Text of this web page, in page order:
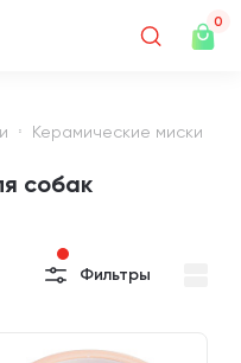
0
Керамические миски
собак
Фильтры